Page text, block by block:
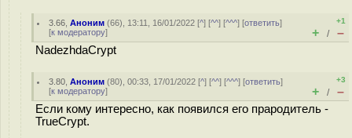
3.66 ,Аноним (66), 13:11, 16/01/2022 [^] [^^] [^^^] [ответить]
[к модератору]
+1
+ / –
NadezhdaCrypt
3.80 ,Аноним (80), 00:33, 17/01/2022 [^] [^^] [^^^] [ответить]
[к модератору]
+3
+ / –
Если кому интересно, как появился его прародитель -
TrueCrypt.